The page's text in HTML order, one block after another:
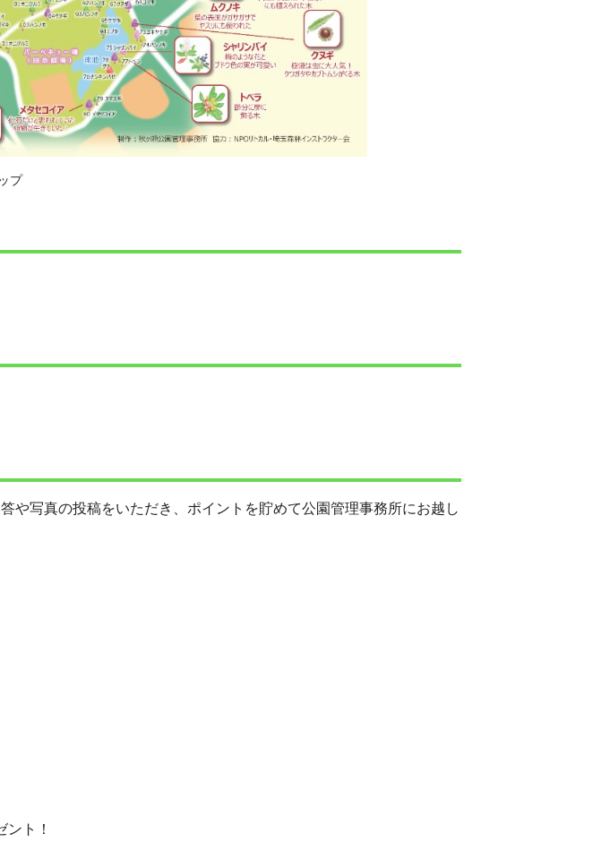
プ
や写真の投稿をいただき、ポイントを貯めて公園管理事務所にお越し
ト！